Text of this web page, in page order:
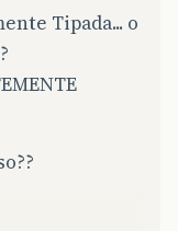
Tipada... o